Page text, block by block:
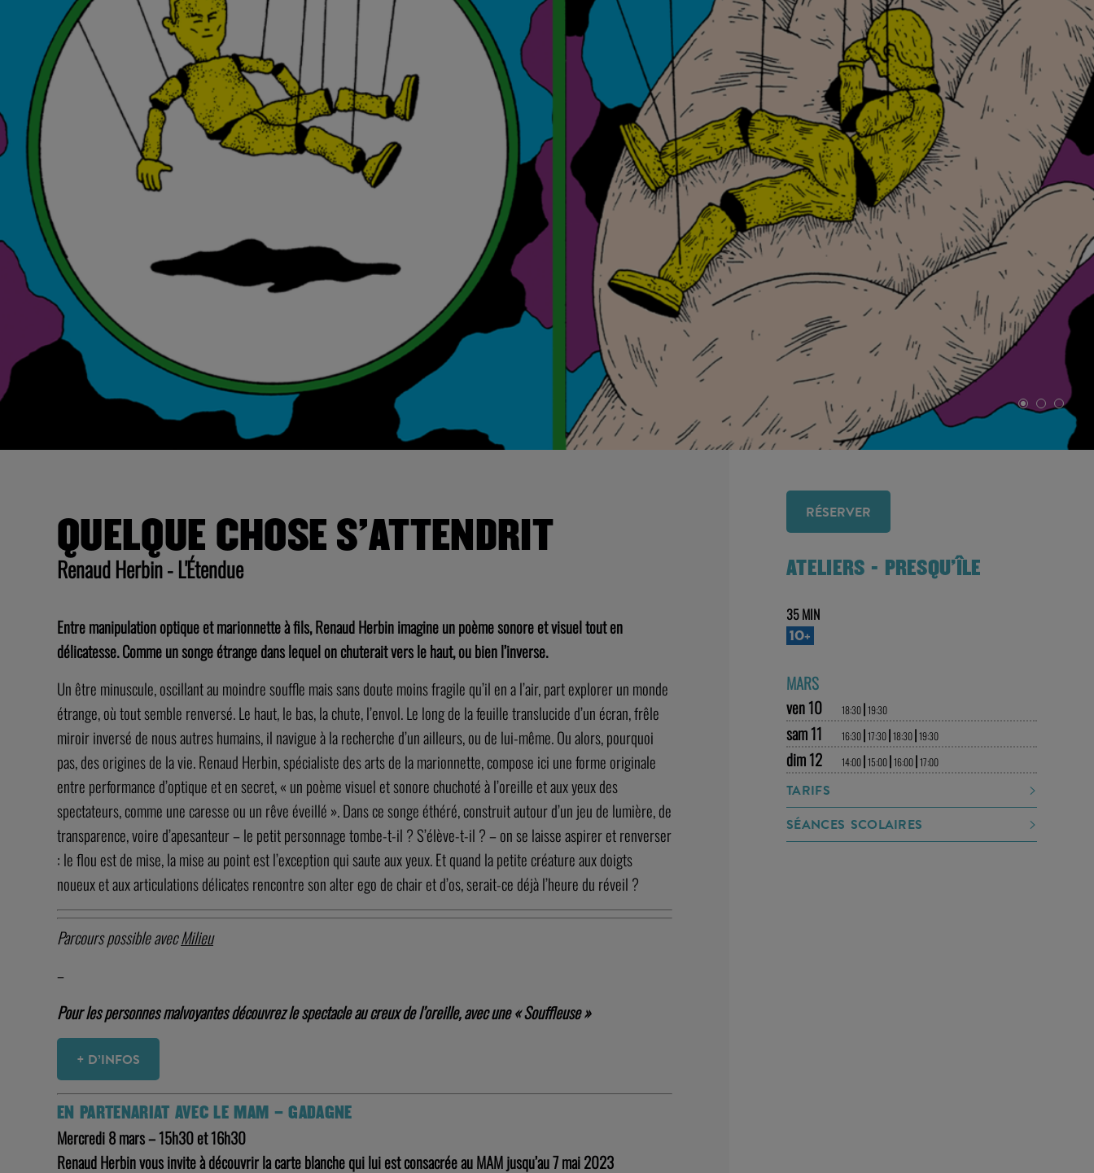
QUELQUE CHOSE S’ATTENDRIT
Renaud Herbin - L'Étendue
Entre manipulation optique et marionnette à fils, Renaud Herbin imagine un poème sonore et visuel tout en
délicatesse. Comme un songe étrange dans lequel on chuterait vers le haut, ou bien l’inverse.
Un être minuscule, oscillant au moindre souffle mais sans doute moins fragile qu’il en a l’air, part explorer un monde
étrange, où tout semble renversé. Le haut, le bas, la chute, l’envol. Le long de la feuille translucide d’un écran, frêle
miroir inversé de nous autres humains, il navigue à la recherche d’un ailleurs, ou de lui-même. Ou alors, pourquoi
pas, des origines de la vie. Renaud Herbin, spécialiste des arts de la marionnette, compose ici une forme originale
entre performance d’optique et en secret, « un poème visuel et sonore chuchoté à l’oreille et aux yeux des
spectateurs, comme une caresse ou un rêve éveillé ». Dans ce songe éthéré, construit autour d’un jeu de lumière, de
transparence, voire d’apesanteur – le petit personnage tombe-t-il ? S’élève-t-il ? – on se laisse aspirer et renverser
: le flou est de mise, la mise au point est l’exception qui saute aux yeux. Et quand la petite créature aux doigts
noueux et aux articulations délicates rencontre son alter ego de chair et d’os, serait-ce déjà l’heure du réveil ?
Parcours possible avecMilieu
–
Pour les personnes malvoyantes découvrez le spectacle au creux de l’oreille, avec une « Souffleuse »
+ D’INFOS
EN PARTENARIAT AVEC LE MAM – GADAGNE
Mercredi 8 mars – 15h30 et 16h30
Renaud Herbin vous invite à découvrir la carte blanche qui lui est consacrée au MAM jusqu’au 7 mai 2023
RÉSERVER
ATELIERS - PRESQU'ÎLE
35 MIN
10+
MARS
ven 10
18:30|19:30
sam 11 16:30|17:30|18:30|19:30
dim 12 14:00|15:00|16:00|17:00
TARIFS
SÉANCES SCOLAIRES